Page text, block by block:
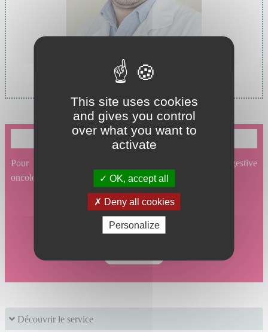
Chef de service :
Pr LE ROY Bertrand
Je souhaite prendre un rendez-vous en ligne
Pour prendre un rendez-vous en ligne en Chirurgie digestive
oncologique et hépatobiliaire, cliquez ici.
Découvrir le service
This site uses cookies
and gives you control
over what you want to
activate
OK, accept all
Deny all cookies
Personalize